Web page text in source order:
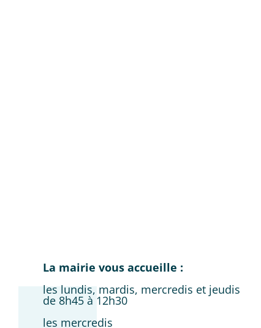
La mairie vous accueille :
les lundis, mardis, mercredis et jeudis
de 8h45 à 12h30
les mercredis